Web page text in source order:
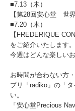
■7.13（木）
【第28回安心堂 世
■7.20（木）
【 FREDERIQUE
をご紹介いたします。
今週はどんな楽しい
お時間が合わない方
プリ「radiko」の「
い。
「安心堂Precious